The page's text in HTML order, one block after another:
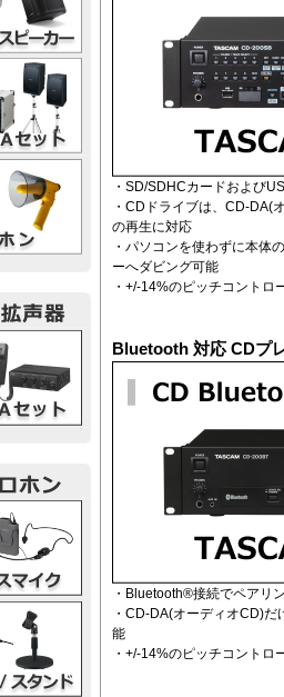
・SD/SDHCカードおよび
・CDドライブは、CD-DA(
の再生に対応
・パソコンを使わずに本体
ーへダビング可能
・+/-14%のピッチコント
Bluetooth 対応 CDプ
・Bluetooth®接続でペアリ
・CD-DA(オーディオCD)
能
・+/-14%のピッチコント